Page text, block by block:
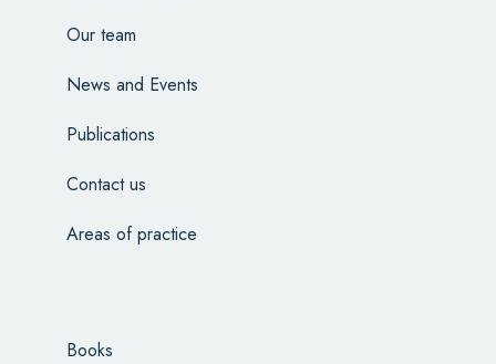
Our team
News and Events
Publications
Contact us
Areas of practice
Books